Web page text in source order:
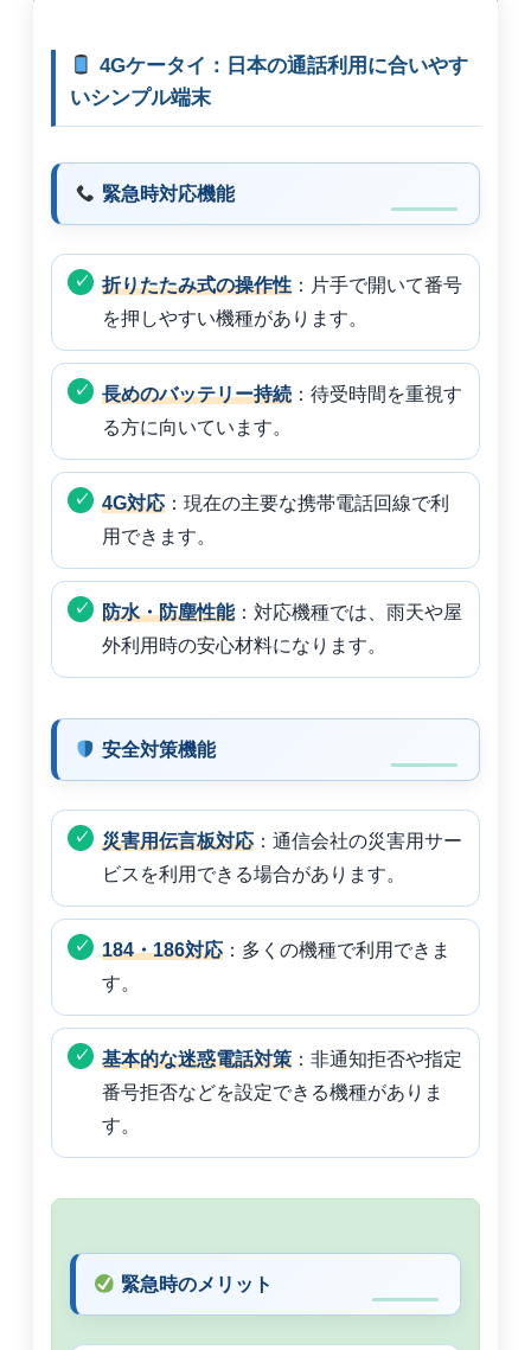
4Gケータイ：日本の通話利用に合いやす
いシンプル端末
緊急時対応機能
折りたたみ式の操作性 ：片手で開いて番号
を押しやすい機種があります。
長めのバッテリー持続 ：待受時間を重視す
る方に向いています。
4G対応 ：現在の主要な携帯電話回線で利
用できます。
防水・防塵性能：対応機種では、雨天や屋
外利用時の安心材料になります。
安全対策機能
災害用伝言板対応 ：通信会社の災害用サー
ビスを利用できる場合があります。
184・186対応 ：多くの機種で利用できま
す。
基本的な迷惑電話対策 ：非通知拒否や指定
番号拒否などを設定できる機種がありま
す。
緊急時のメリット